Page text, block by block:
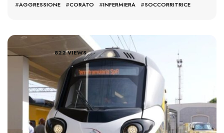
#AGGRESSIONE #CORATO #INFERMIERA #SOCCORRITRICE
822 VIEWS